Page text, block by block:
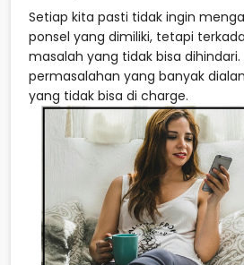
Setiap kita pasti tidak ingin
ponsel yang dimiliki, tetapi
masalah yang tidak bisa dihindari.
permasalahan yang banyak
yang tidak bisa di charge.